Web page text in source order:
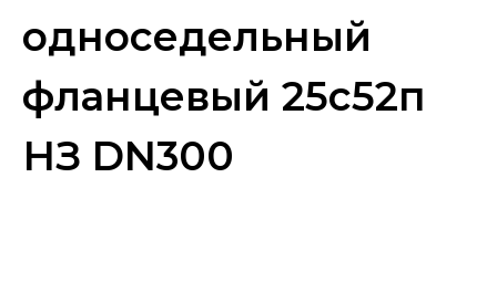
односедельный
фланцевый 25с52п
НЗ DN300